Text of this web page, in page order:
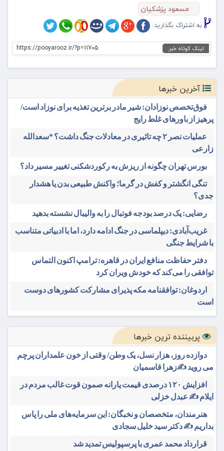
مسعود پزشکیان
به اشتراک بگذارید:
لینک کوتاه خبر: https://pooyarooz.ir/?p=11705
آخرین خبرها
فوق‌تخصص نوزادان: شیر مادر برترین تغذیه برای نوزاد است/
پرهیز از باورهای غلط رایج
عملیات نصر ۲ چه تاثیری در معادلات جنگ داشت؟ *سعدالله
زارعی
بورس تهران چگونه از ریزش به رکوردشکنی تغییر مسیر داد؟
تنگی انگشتر و کفش در گرما؛ واکنش طبیعی بدن یا هشدار
جدی؟
رضایی: یک درصد بودجه فوتبال را به والیبال نشسته بدهید
غریب‌آبادی: دیپلماسی در جنگ ادامه دارد، اما با ادبیاتی متناسب
با شرایط جنگی
دفتر حفاظت منافع ایران در قاهره: ترامپ اکنون التماس
توافقی را می‌کند که خودش ویران کرد
اردوغان: توافقنامه مکه پذیرای مشارکت کشورهای دوست
است
پربیننده ترین خبرها
دوازده روز، هزار نسل، یک وطن/ وقتی از خون علمداران پرچم
می روید ✍️زهرا قاسمیان
افزایش ۱۲۰ درصدی قیمت یارانه صمون قوت غالب مردم در
ایلام ✍️ عبدل خزلی
هنرمندان، متخصصان و نخبگان: این سرمایه‌های ملی را پاس
بداریم ✍️ دکتر سید خلیل سجادی
قرارداد محمد عمری با پرسپولیس تمدید شد